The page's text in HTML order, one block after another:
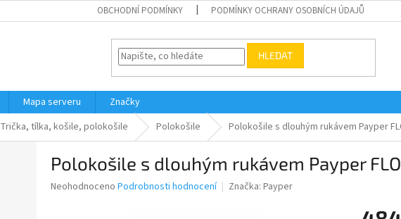
OBCHODNÍ PODMÍNKY PODMÍNKY OCHRANY OSOBNÍCH ÚDAJŮ
HLEDAT
Mapa serveru
Značky
Trička, tílka, košile, polokošile Polokošile Polokošile s dlouhým rukávem Payper
Polokošile s dlouhým rukávem Payper
Průměrné
Neohodnoceno Podrobnosti hodnocení Značka: Payper